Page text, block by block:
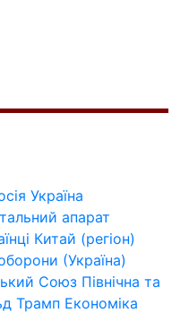
Україна
апарат
Китай (регіон)
(Україна)
Союз Північна та
Трамп Економіка